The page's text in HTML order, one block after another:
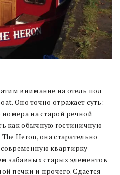
внимание на отель под
Оно точно отражает суть:
номера на старой речной
как обычную гостиничную
Heron, она старательно
квартирку-
забавных старых элементов
печки и прочего. Сдается